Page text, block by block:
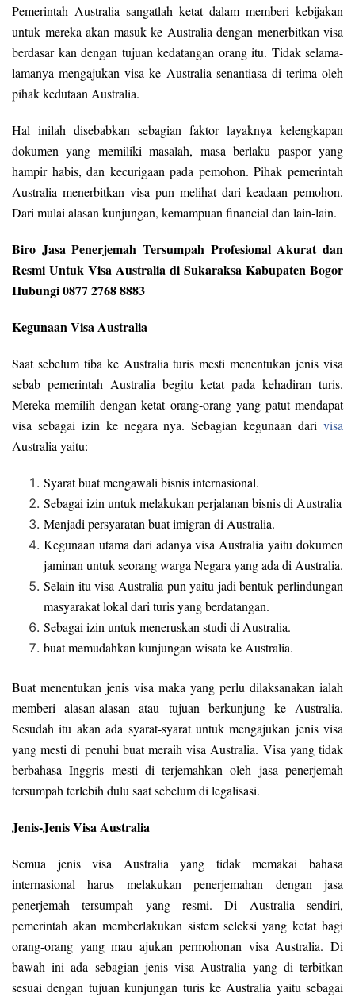
Pemerintah Australia sangatlah ketat dalam memberi kebijakan
untuk mereka akan masuk ke Australia dengan menerbitkan visa
berdasar kan dengan tujuan kedatangan orang itu. Tidak selama-
lamanya mengajukan visa ke Australia senantiasa di terima oleh
pihak kedutaan Australia.
Hal inilah disebabkan sebagian faktor layaknya kelengkapan
dokumen yang memiliki masalah, masa berlaku paspor yang
hampir habis, dan kecurigaan pada pemohon. Pihak pemerintah
Australia menerbitkan visa pun melihat dari keadaan pemohon.
Dari mulai alasan kunjungan, kemampuan financial dan lain-lain.
Biro Jasa Penerjemah Tersumpah Profesional Akurat dan
Resmi Untuk Visa Australia di Sukaraksa Kabupaten Bogor
Hubungi 0877 2768 8883
Kegunaan Visa Australia
Saat sebelum tiba ke Australia turis mesti menentukan jenis visa
sebab pemerintah Australia begitu ketat pada kehadiran turis.
Mereka memilih dengan ketat orang-orang yang patut mendapat
visa sebagai izin ke negara nya. Sebagian kegunaan dari visa
Australia yaitu:
Syarat buat mengawali bisnis internasional.
Sebagai izin untuk melakukan perjalanan bisnis di Australia
Menjadi persyaratan buat imigran di Australia.
Kegunaan utama dari adanya visa Australia yaitu dokumen
jaminan untuk seorang warga Negara yang ada di Australia.
Selain itu visa Australia pun yaitu jadi bentuk perlindungan
masyarakat lokal dari turis yang berdatangan.
Sebagai izin untuk meneruskan studi di Australia.
buat memudahkan kunjungan wisata ke Australia.
Buat menentukan jenis visa maka yang perlu dilaksanakan ialah
memberi alasan-alasan atau tujuan berkunjung ke Australia.
Sesudah itu akan ada syarat-syarat untuk mengajukan jenis visa
yang mesti di penuhi buat meraih visa Australia. Visa yang tidak
berbahasa Inggris mesti di terjemahkan oleh jasa penerjemah
tersumpah terlebih dulu saat sebelum di legalisasi.
Jenis-Jenis Visa Australia
Semua jenis visa Australia yang tidak memakai bahasa
internasional harus melakukan penerjemahan dengan jasa
penerjemah tersumpah yang resmi. Di Australia sendiri,
pemerintah akan memberlakukan sistem seleksi yang ketat bagi
orang-orang yang mau ajukan permohonan visa Australia. Di
bawah ini ada sebagian jenis visa Australia yang di terbitkan
sesuai dengan tujuan kunjungan turis ke Australia yaitu sebagai